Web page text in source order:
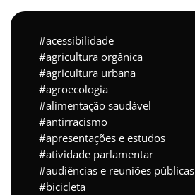
acessibilidade
agricultura orgânica
agricultura urbana
agroecologia
alimentação saudável
antirracismo
apresentações e estudos
atividade parlamentar
audiências e reuniões públicas
bicicleta